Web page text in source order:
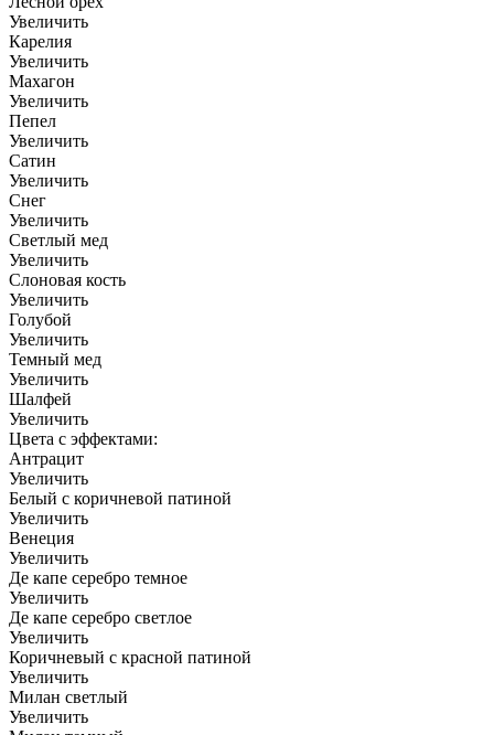
Увеличить
Карелия
Увеличить
Махагон
Увеличить
Пепел
Увеличить
Сатин
Увеличить
Снег
Увеличить
Светлый мед
Увеличить
Слоновая кость
Увеличить
Голубой
Увеличить
Темный мед
Увеличить
Шалфей
Увеличить
Цвета с эффектами:
Антрацит
Увеличить
Белый с коричневой патиной
Увеличить
Венеция
Увеличить
Де капе серебро темное
Увеличить
Де капе серебро светлое
Увеличить
Коричневый с красной патиной
Увеличить
Милан светлый
Увеличить